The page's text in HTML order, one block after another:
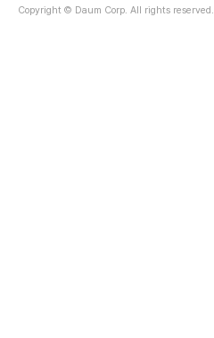
Copyright © Daum Corp. All rights reserved.